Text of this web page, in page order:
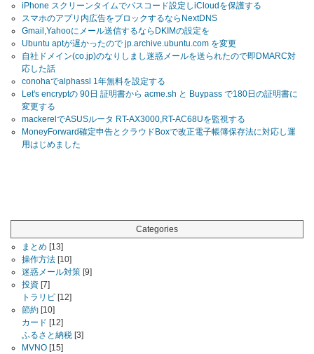
iPhone スクリーンタイムでパスコード設定しiCloudを保護する
スマホのアプリ内広告をブロックするならNextDNS
Gmail,Yahooにメール送信するならDKIMの設定を
Ubuntu aptが遅かったので jp.archive.ubuntu.com を変更
自社ドメイン(co.jp)のなりしまし迷惑メールを送られたので即DMARC対
応した話
conohaでalphassl 1年無料を設定する
Let's encryptの 90日 証明書から acme.sh と Buypass で180日の証明書に
変更する
mackerelでASUSルータ RT-AX3000,RT-AC68Uを監視する
MoneyForward確定申告とクラウドBoxで改正電子帳簿保存法に対応し運
用はじめました
Categories
まとめ [13]
操作方法 [10]
迷惑メール対策 [9]
投資 [7]
トラリピ [12]
節約 [10]
カード [12]
ふるさと納税 [3]
MVNO [15]